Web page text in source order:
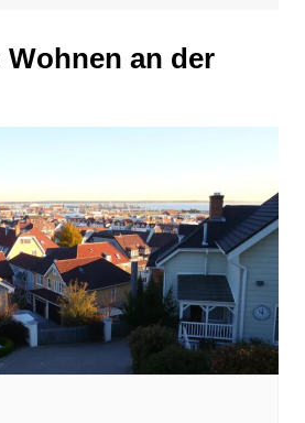
Wohnen an der